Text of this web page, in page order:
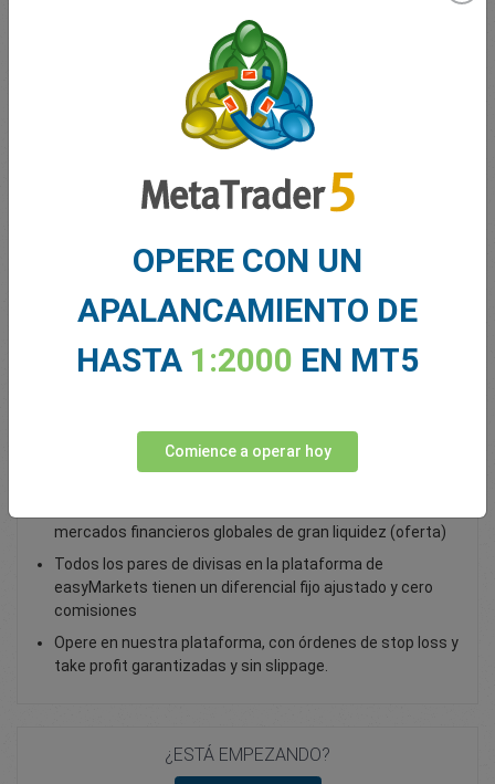
Cree una cuenta de trading
Total Premium
Depositar fondos
Opera con EUR/USD - como opción vanilla
mercados financieros globales de gran liquidez (oferta)
Todos los pares de divisas en la plataforma de
easyMarkets tienen un diferencial fijo ajustado y cero
comisiones
Opere en nuestra plataforma, con órdenes de stop loss y
take profit garantizadas y sin slippage.
¿ESTÁ EMPEZANDO?
OPERE CON UN
APALANCAMIENTO DE
HASTA 1:2000 EN MT5
Comience a operar hoy